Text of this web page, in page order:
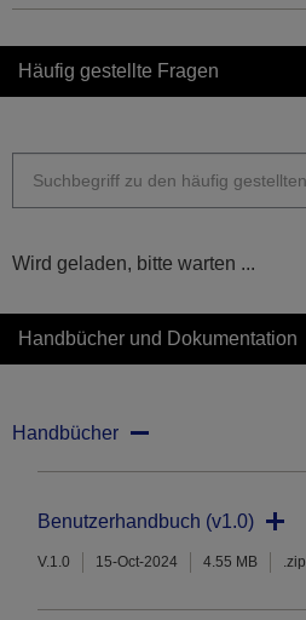
Häufig gestellte Fragen
Wird geladen, bitte warten ...
Handbücher und Dokumentation
Handbücher
Benutzerhandbuch (v1.0)
V.1.0 15-Oct-2024 4.55 MB .zip